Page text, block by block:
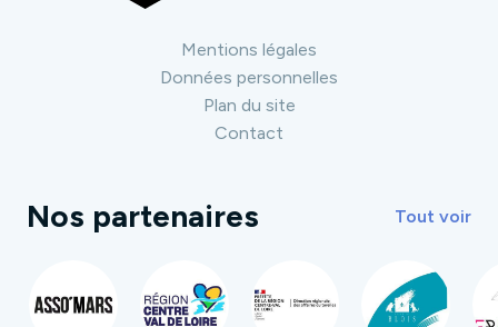
Mentions légales
Données personnelles
Plan du site
Contact
Nos partenaires Tout voir